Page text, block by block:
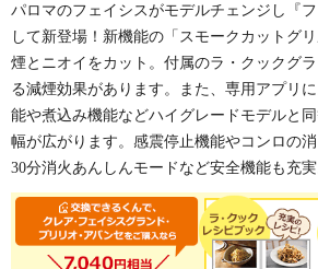
パロマのフェイシスがモデルチェンジし『
して新登場！新機能の「スモークカットグ
煙とニオイをカット。付属のラ・クックグ
る減煙効果があります。また、専用アプリ
能や煮込み機能などハイグレードモデルと
幅が広がります。感震停止機能やコンロの
30分消火あんしんモードなど安全機能も充実